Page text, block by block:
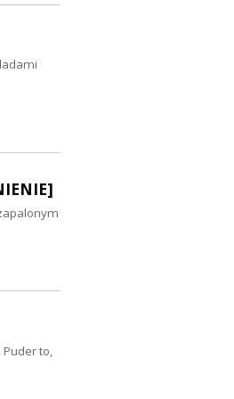
Puder to,